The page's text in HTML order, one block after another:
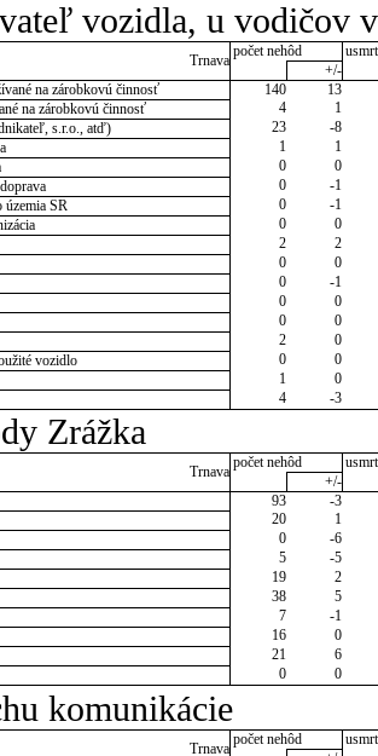
vozidla, u vodičov
Trnava
počet nehôd
+/-
na zárobkovú činnosť
140
13
na zárobkovú činnosť
4
1
s.r.o., atď)
23
-8
1
1
0
0
0
-1
územia SR
0
-1
0
0
2
2
0
0
0
-1
0
0
0
0
2
0
vozidlo
0
0
1
0
4 -3
Zrážka
Trnava
počet nehôd
+/-
93
-3
20
1
0
-6
5
-5
19
2
38
5
7
-1
16
0
21
6
0 0
komunikácie
Trnava
počet nehôd